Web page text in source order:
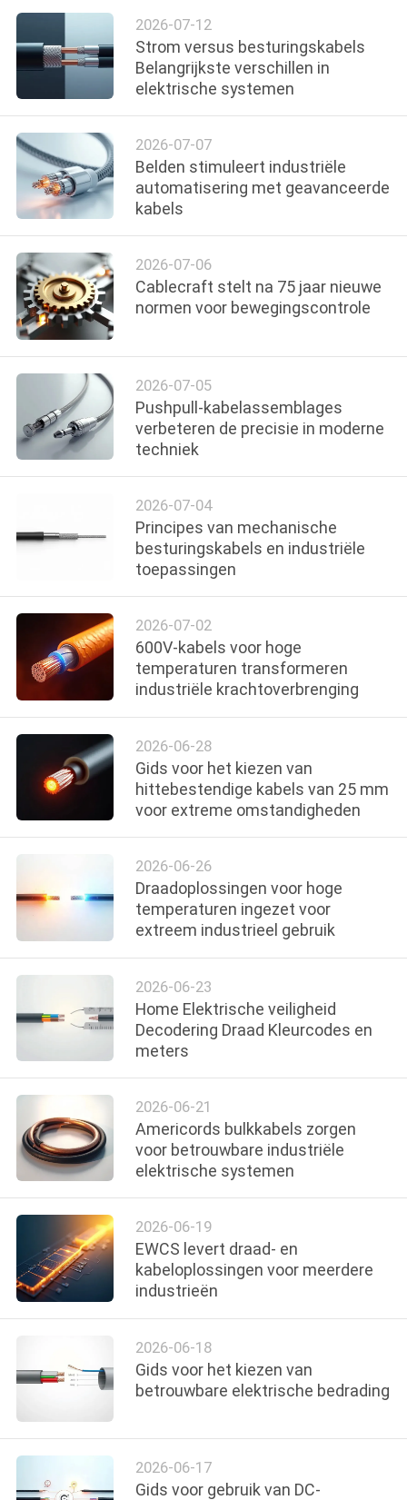
2026-07-12
Strom versus besturingskabels
Belangrijkste verschillen in
elektrische systemen
2026-07-07
Belden stimuleert industriële
automatisering met geavanceerde
kabels
2026-07-06
Cablecraft stelt na 75 jaar nieuwe
normen voor bewegingscontrole
2026-07-05
Pushpull-kabelassemblages
verbeteren de precisie in moderne
techniek
2026-07-04
Principes van mechanische
besturingskabels en industriële
toepassingen
2026-07-02
600V-kabels voor hoge
temperaturen transformeren
industriële krachtoverbrenging
2026-06-28
Gids voor het kiezen van
hittebestendige kabels van 25 mm
voor extreme omstandigheden
2026-06-26
Draadoplossingen voor hoge
temperaturen ingezet voor
extreem industrieel gebruik
2026-06-23
Home Elektrische veiligheid
Decodering Draad Kleurcodes en
meters
2026-06-21
Americords bulkkabels zorgen
voor betrouwbare industriële
elektrische systemen
2026-06-19
EWCS levert draad- en
kabeloplossingen voor meerdere
industrieën
2026-06-18
Gids voor het kiezen van
betrouwbare elektrische bedrading
2026-06-17
Gids voor gebruik van DC-